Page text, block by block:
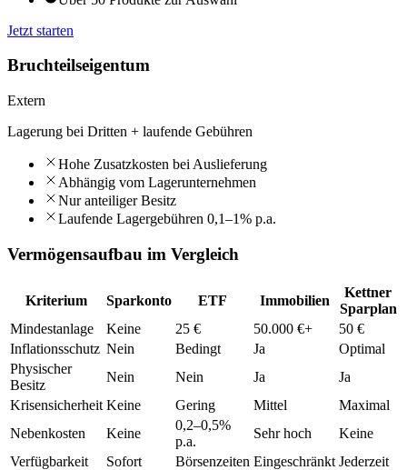
Jetzt starten
Bruchteilseigentum
Extern
Lagerung bei Dritten + laufende Gebühren
Hohe Zusatzkosten bei Auslieferung
Abhängig vom Lagerunternehmen
Nur anteiliger Besitz
Laufende Lagergebühren 0,1–1% p.a.
Vermögensaufbau im Vergleich
Kriterium Sparkonto ETF Immobilien
Kettner
Sparplan
Mindestanlage
Keine 25 € 50.000 €+
50 €
Inflationsschutz Nein Bedingt Ja
Optimal
Physischer
Besitz
Nein Nein Ja
Ja
Krisensicherheit Keine Gering Mittel
Maximal
Nebenkosten
Keine
0,2–0,5%
p.a.
Sehr hoch
Keine
Verfügbarkeit
Sofort Börsenzeiten Eingeschränkt Jederzeit